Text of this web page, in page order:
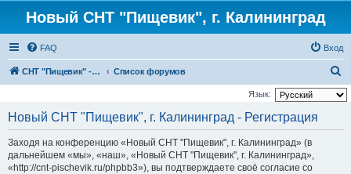
Новый СНТ "Пищевик", г. Калининград
FAQ Вход
СНТ "Пищевик" - возвращение на Главную страницу Список форумов
о
Язык:
Новый СНТ "Пищевик", г. Калининград - Регистрация
Заходя на конференцию «Новый СНТ "Пищевик", г. Калининград» (в
дальнейшем «мы», «наш», «Новый СНТ "Пищевик", г. Калининград»,
«http://cnt-pischevik.ru/phpbb3»), вы подтверждаете своё согласие со